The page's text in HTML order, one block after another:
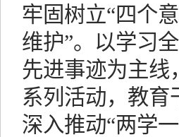
牢固树立“四个
维护”。以学习
先进事迹为主线
系列活动，教育
深入推动“两学